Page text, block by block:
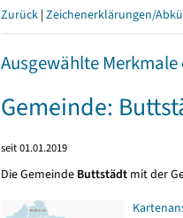
Zurück | Zeichenerklärungen/
Ausgewählte
Gemeinde:
seit 01.01.2019
Die Gemeinde Buttstädt mit der